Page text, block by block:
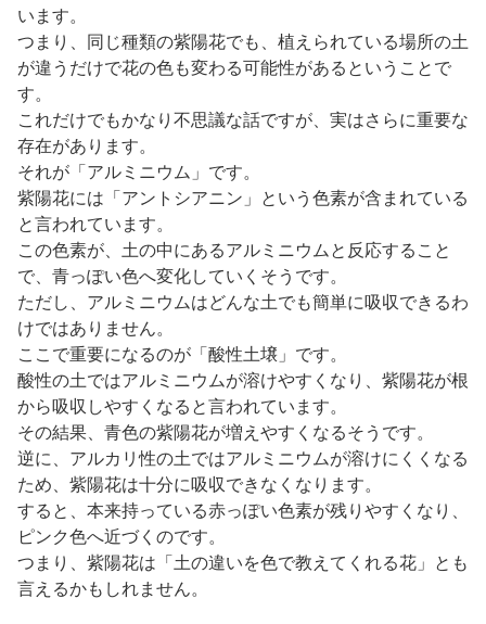
います。
つまり、同じ種類の紫陽花でも、植えられている場所の土
が違うだけで花の色も変わる可能性があるということで
す。
これだけでもかなり不思議な話ですが、実はさらに重要な
存在があります。
それが「アルミニウム」です。
紫陽花には「アントシアニン」という色素が含まれている
と言われています。
この色素が、土の中にあるアルミニウムと反応すること
で、青っぽい色へ変化していくそうです。
ただし、アルミニウムはどんな土でも簡単に吸収できるわ
けではありません。
ここで重要になるのが「酸性土壌」です。
酸性の土ではアルミニウムが溶けやすくなり、紫陽花が根
から吸収しやすくなると言われています。
その結果、青色の紫陽花が増えやすくなるそうです。
逆に、アルカリ性の土ではアルミニウムが溶けにくくなる
ため、紫陽花は十分に吸収できなくなります。
すると、本来持っている赤っぽい色素が残りやすくなり、
ピンク色へ近づくのです。
つまり、紫陽花は「土の違いを色で教えてくれる花」とも
言えるかもしれません。